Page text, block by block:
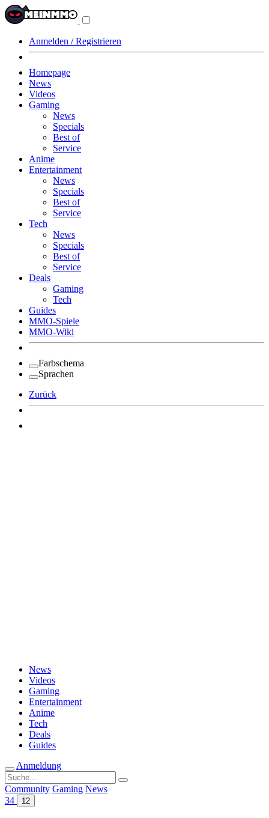
Anmelden / Registrieren
Homepage
News
Videos
Gaming
News
Specials
Best of
Service
Anime
Entertainment
News
Specials
Best of
Service
Tech
News
Specials
Best of
Service
Deals
Gaming
Tech
Guides
MMO-Spiele
MMO-Wiki
Farbschema
Sprachen
Zurück
News
Videos
Gaming
Entertainment
Anime
Tech
Deals
Guides
Anmeldung
Suche
nach:
Community Gaming News
34
12